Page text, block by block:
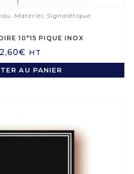
Matériel Signalétique
10*15 PIQUE INOX
2,60€ HT
AU PANIER